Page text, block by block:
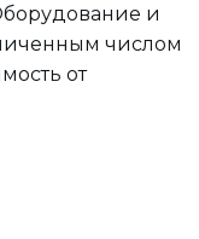
и
числом
от